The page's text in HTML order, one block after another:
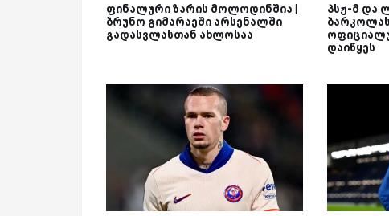
ფინალური ზარის მოლოდინშია |
ბრუნო გიმარაეში არსენალში
გადასვლასთან ახლოსაა
პსჟ-მ და
დაიწყეს